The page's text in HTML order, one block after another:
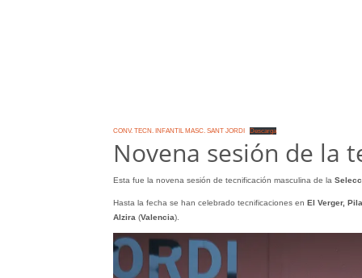
CONV. TECN. INFANTIL MASC. SANT JORDI Descarga
Novena sesión de la
Esta fue la novena sesión de tecnificación masculina de la
Hasta la fecha se han celebrado tecnificaciones en El Verger,
Alzira (Valencia).